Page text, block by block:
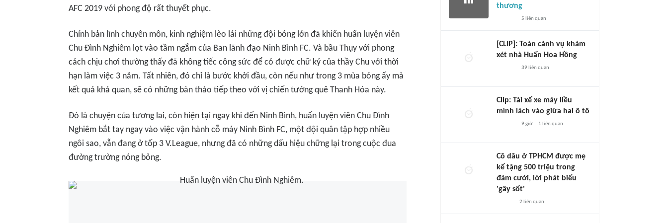
AFC 2019 với phong độ rất thuyết phục.
Chính bản lĩnh chuyên môn, kinh nghiệm lèo lái những đội bóng lớn đã khiến huấn luyện viên
Chu Đình Nghiêm lọt vào tầm ngắm của Ban lãnh đạo Ninh Bình FC. Và bầu Thụy với phong
cách chịu chơi thường thấy đã không tiếc công sức để có được chữ ký của thầy Chu với thời
hạn làm việc 3 năm. Tất nhiên, đó chỉ là bước khởi đầu, còn nếu như trong 3 mùa bóng ấy mà
kết quả khả quan, sẽ có những bàn thảo tiếp theo với vị chiến tướng quê Thanh Hóa này.
Đó là chuyện của tương lai, còn hiện tại ngay khi đến Ninh Bình, huấn luyện viên Chu Đình
Nghiêm bắt tay ngay vào việc vận hành cỗ máy Ninh Bình FC, một đội quân tập hợp nhiều
ngôi sao, vẫn đang ở tốp 3 V.League, nhưng đã có những dấu hiệu chững lại trong cuộc đua
đường trường nóng bỏng.
thương
5 liên quan
[CLIP]: Toàn cảnh vụ khám
xét nhà Huấn Hoa Hồng
39 liên quan
Clip: Tài xế xe máy liều
mình lách vào giữa hai ô tô
9 giờ 1 liên quan
Cô dâu ở TPHCM được mẹ
kế tặng 500 triệu trong
đám cưới, lời phát biểu
'gây sốt'
2 liên quan